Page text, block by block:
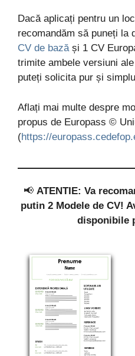
Dacă aplicați pentru un
recomandăm să puneți la
CV de bazăși 1 CV
trimite ambele versiuni
puteți solicita pur și
Aflați mai multe despre
propus de Europass ©
(https://
📢 ATENTIE: Va
putin 2 Modele de CV!
disponibile